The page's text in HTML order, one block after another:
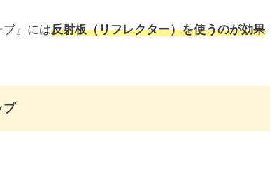
』には反射板（リフレクター）を使うのが効果
プ